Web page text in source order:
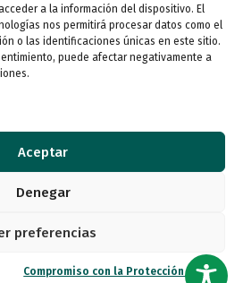
a la información del dispositivo. El
nos permitirá procesar datos como el
o las identificaciones únicas en este sitio.
puede afectar negativamente a
Aceptar
Denegar
preferencias
Compromiso con la Protección de